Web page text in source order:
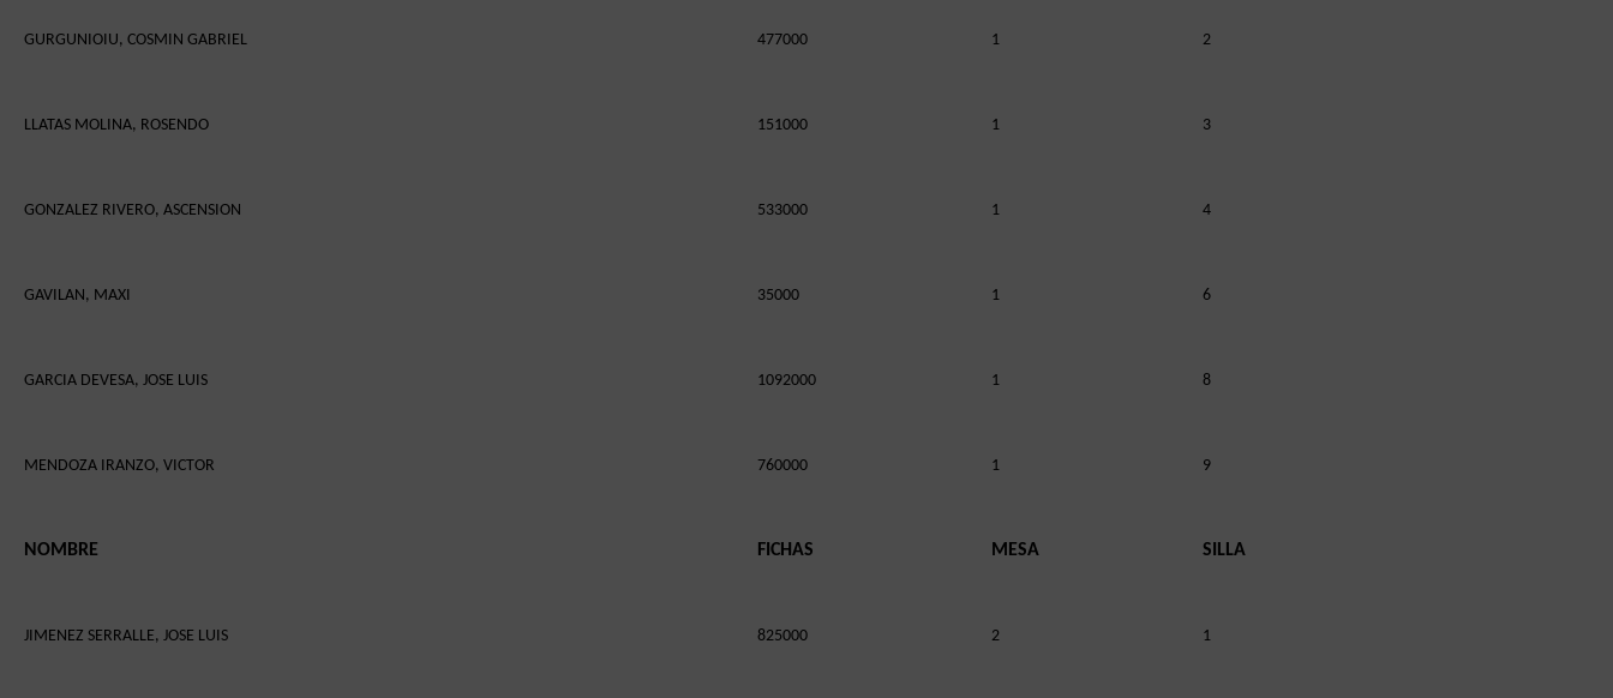
GURGUNIOIU, COSMIN GABRIEL 477000 1 2
LLATAS MOLINA, ROSENDO 151000 1 3
GONZALEZ RIVERO, ASCENSION 533000 1 4
GAVILAN, MAXI 35000 1 6
GARCIA DEVESA, JOSE LUIS 1092000 1 8
MENDOZA IRANZO, VICTOR 760000 1 9
NOMBRE FICHAS MESA SILLA
JIMENEZ SERRALLE, JOSE LUIS 825000 2 1